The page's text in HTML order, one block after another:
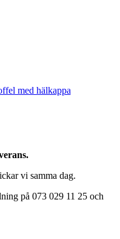
med hälkappa
vi samma dag.
på 073 029 11 25 och